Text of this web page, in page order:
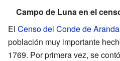
Campo de Luna en el
El Censo del Conde de Aranda
población muy importante
1769. Por primera vez, se